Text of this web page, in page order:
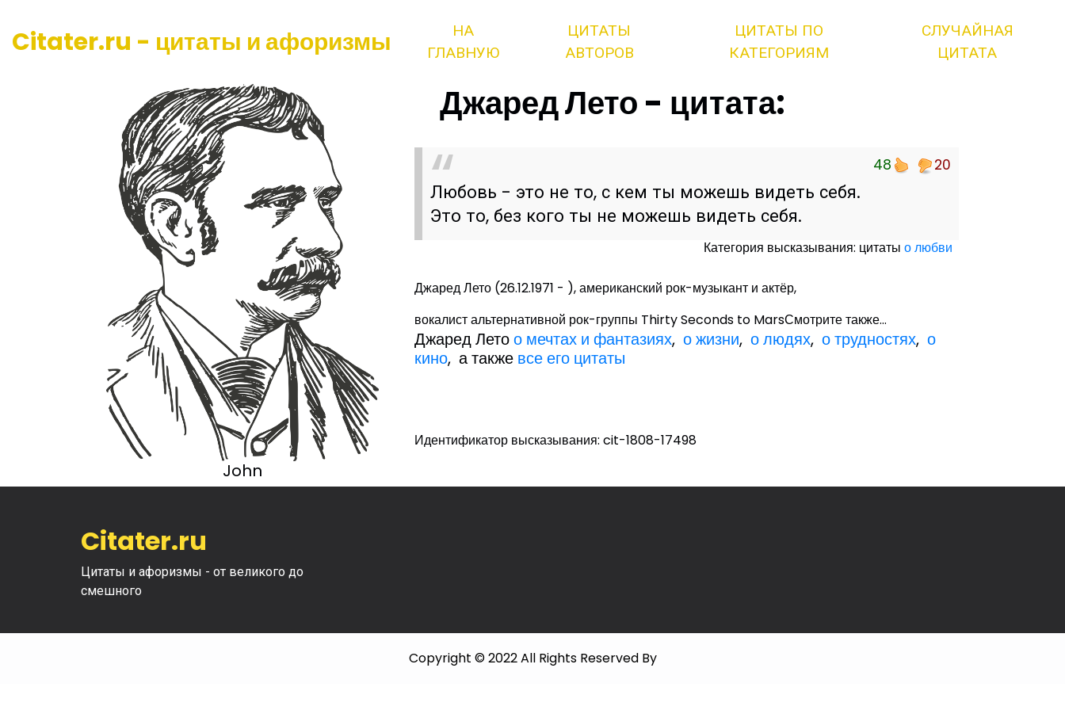
Citater.ru - цитаты и афоризмы
НА
ГЛАВНУЮ
ЦИТАТЫ
АВТОРОВ
ЦИТАТЫ ПО
КАТЕГОРИЯМ
СЛУЧАЙНАЯ
ЦИТАТА
John
Джаред Лето - цитата:
48 20
Любовь - это не то, с кем ты можешь видеть себя.
Это то, без кого ты не можешь видеть себя.
Категория высказывания: цитаты о любви
Джаред Лето (26.12.1971 - ), американский рок-музыкант и актёр,
вокалист альтернативной рок-группы Thirty Seconds to MarsСмотрите также...
Джаред Летоо мечтах и фантазиях,о жизни,о людях,о трудностях,о
кино, а также все его цитаты
Идентификатор высказывания: cit-1808-17498
Citater.ru
Цитаты и афоризмы - от великого до
смешного
Copyright © 2022 All Rights Reserved By